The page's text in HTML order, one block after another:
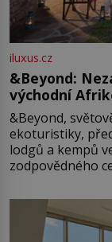
iluxus.cz
&Beyond:
východní
&Beyond,
ekoturistiky,
lodgů a kempů
zodpovědného